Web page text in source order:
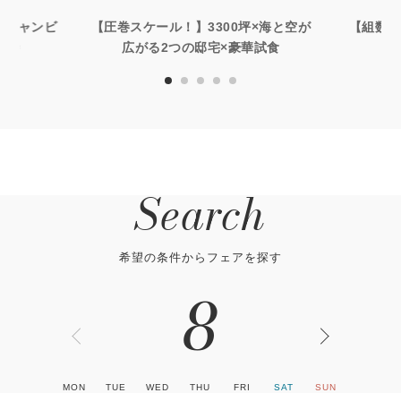
シャンビ
【圧巻スケール！】3300坪×海と空が
広がる2つの邸宅×豪華試食
【組数
Search
希望の条件からフェアを探す
8
MON TUE WED THU FRI SAT SUN